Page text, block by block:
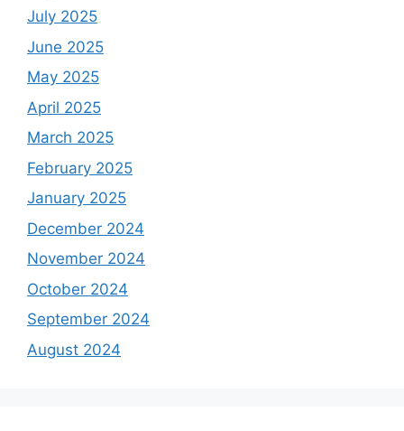
July 2025
June 2025
May 2025
April 2025
March 2025
February 2025
January 2025
December 2024
November 2024
October 2024
September 2024
August 2024